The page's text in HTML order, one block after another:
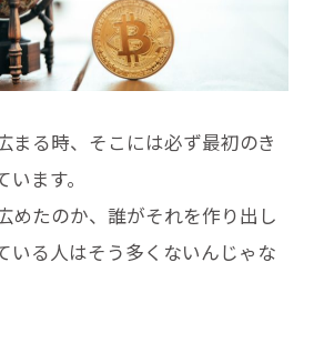
まる時、そこには必ず最初のき
ます。
めたのか、誰がそれを作り出し
いる人はそう多くないんじゃな